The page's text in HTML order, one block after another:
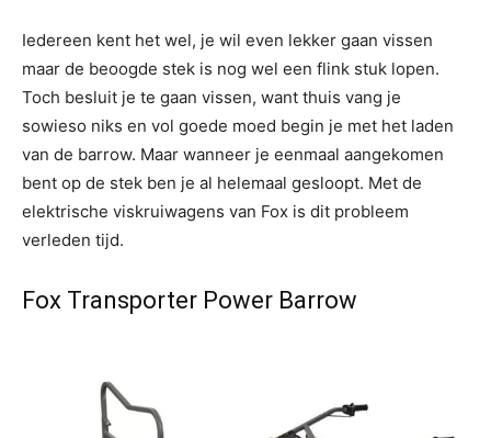
Iedereen kent het wel, je wil even lekker gaan vissen
maar de beoogde stek is nog wel een flink stuk lopen.
Toch besluit je te gaan vissen, want thuis vang je
sowieso niks en vol goede moed begin je met het laden
van de barrow. Maar wanneer je eenmaal aangekomen
bent op de stek ben je al helemaal gesloopt. Met de
elektrische viskruiwagens van Fox is dit probleem
verleden tijd.
Fox Transporter Power Barrow